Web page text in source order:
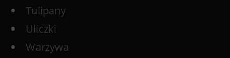
Tulipany
Uliczki
Warzywa